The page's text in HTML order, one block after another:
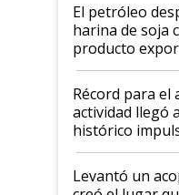
El petróleo
harina de soja
producto
el agro aportó
diez dólares y
liderazgo en un
récord
Récord para el
actividad llegó
histórico
cosecha y las
Levantó un